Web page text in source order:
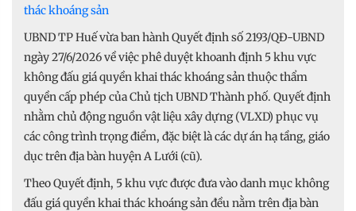
thác khoáng sản
UBND TP Huế vừa ban hành Quyết định số 2193/QĐ-UBND
ngày 27/6/2026 về việc phê duyệt khoanh định 5 khu vực
không đấu giá quyền khai thác khoáng sản thuộc thẩm
quyền cấp phép của Chủ tịch UBND Thành phố. Quyết định
nhằm chủ động nguồn vật liệu xây dựng (VLXD) phục vụ
các công trình trọng điểm, đặc biệt là các dự án hạ tầng, giáo
dục trên địa bàn huyện A Lưới (cũ).
Theo Quyết định, 5 khu vực được đưa vào danh mục không
đấu giá quyền khai thác khoáng sản đều nằm trên địa bàn